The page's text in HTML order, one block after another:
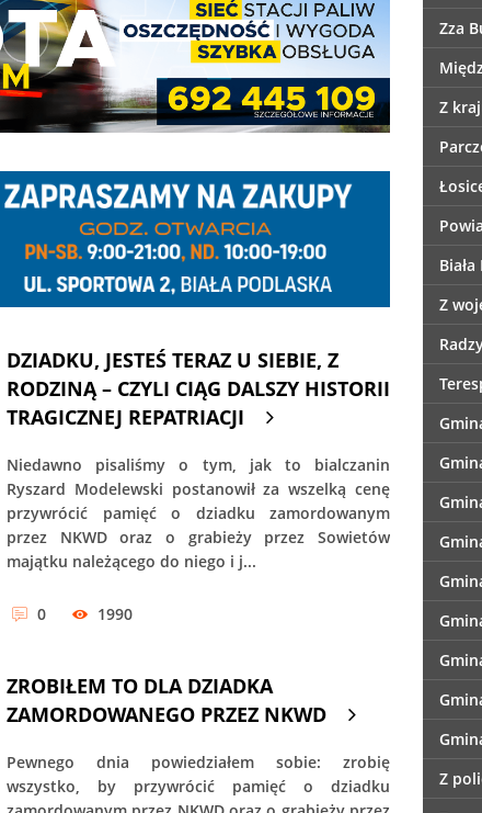
DZIADKU, JESTEŚ TERAZ U SIEBIE, Z
RODZINĄ – CZYLI CIĄG DALSZY HISTORII
TRAGICZNEJ REPATRIACJI
Niedawno pisaliśmy o tym, jak to bialczanin
Ryszard Modelewski postanowił za wszelką cenę
przywrócić pamięć o dziadku zamordowanym
przez NKWD oraz o grabieży przez Sowietów
majątku należącego do niego i j...
0 1990
ZROBIŁEM TO DLA DZIADKA
ZAMORDOWANEGO PRZEZ NKWD
Pewnego dnia powiedziałem sobie: zrobię
wszystko, by przywrócić pamięć o dziadku
Zza
Z
Z
Z